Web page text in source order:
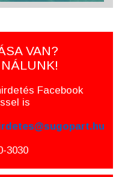
VAN?
Facebook
is
3030